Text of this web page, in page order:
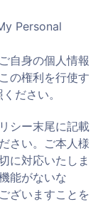
Personal
自身の個人情報
の権利を行使す
ださい。
シー末尾に記載
さい。ご本人様
に対応いたしま
能がないな
ざいますことを